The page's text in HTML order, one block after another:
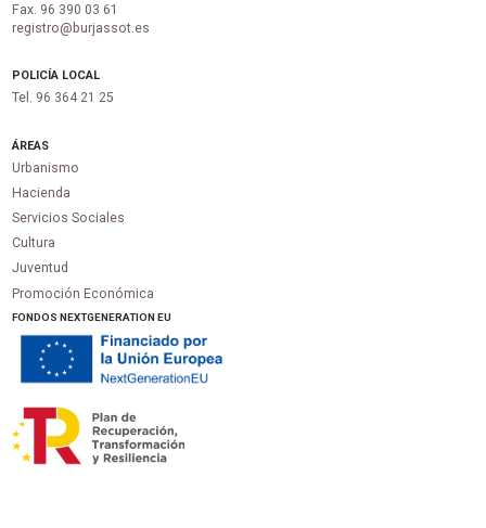
Fax. 96 390 03 61
registro@burjassot.es
POLICÍA LOCAL
Tel. 96 364 21 25
ÁREAS
Urbanismo
Hacienda
Servicios Sociales
Cultura
Juventud
Promoción Económica
FONDOS NEXTGENERATION EU